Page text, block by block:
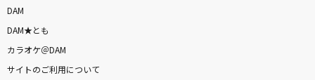
DAM
DAM★とも
カラオケ＠DAM
サイトのご利用について